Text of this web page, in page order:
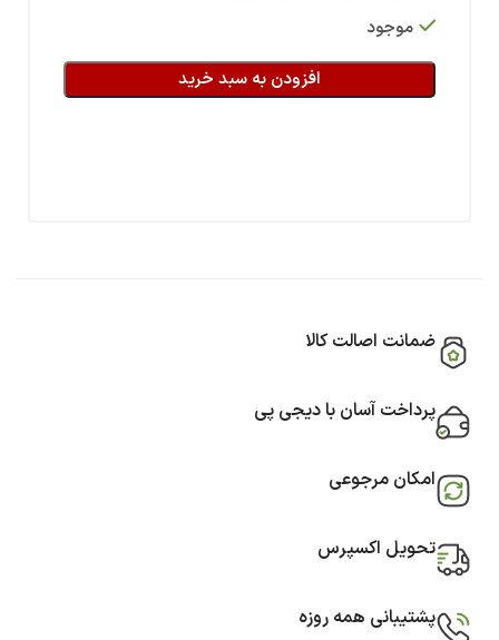
موجود
افزودن به سبد خرید
ضمانت اصالت کالا
پرداخت آسان با دیجی پی
امکان مرجوعی
تحویل اکسپرس
پشتیبانی همه روزه